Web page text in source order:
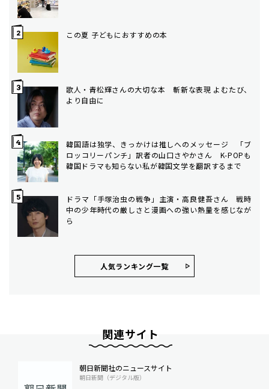
この夏 子どもにおすすめの本
歌人・青松輝さんの大切な本 斬新な表現 よむたび、
より自由に
韓国語は独学、きっかけは推しへのメッセージ 「ブ
ロッコリーパンチ」訳者の山口さやかさん K-POPも
韓国ドラマも知らない私が韓国文学を翻訳するまで
ドラマ「手塚治虫の戦争」主演・高良健吾さん 戦時
中の少年時代の厳しさと漫画への強い熱量を感じなが
ら
人気ランキング⼀覧
関連サイト
朝日新聞社のニュースサイト
朝日新聞（デジタル版）